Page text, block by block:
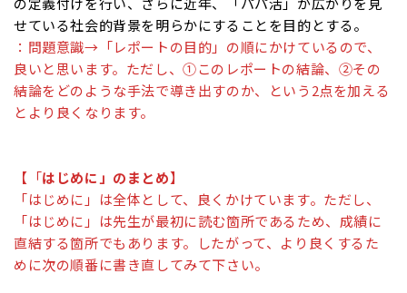
せている社会的背景を明らかにすることを目的とする。
：問題意識→「レポートの目的」の順にかけているので、
良いと思います。ただし、①このレポートの結論、②その
結論をどのような手法で導き出すのか、という2点を加える
とより良くなります。
【「はじめに」のまとめ】
「はじめに」は全体として、良くかけています。ただし、
「はじめに」は先生が最初に読む箇所であるため、成績に
直結する箇所でもあります。したがって、より良くするた
めに次の順番に書き直してみて下さい。